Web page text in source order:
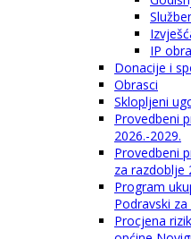
IP
Donacije i
Obrasci
Sklopljeni
Provedbeni
2026.-2029.
Provedbeni
za razdoblje
Program
Podravski
Procjena